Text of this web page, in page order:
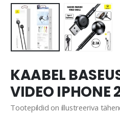
KAABEL
VIDEO IPHONE
Tootepildid on illustreeriva